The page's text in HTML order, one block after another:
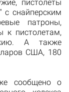
пистолеты
с снайперским
патроны,
к пистолетам,
А также
США, 180
сообщено о